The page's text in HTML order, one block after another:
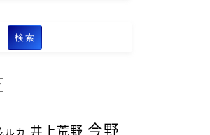
検索
ルカ 井上荒野 今野